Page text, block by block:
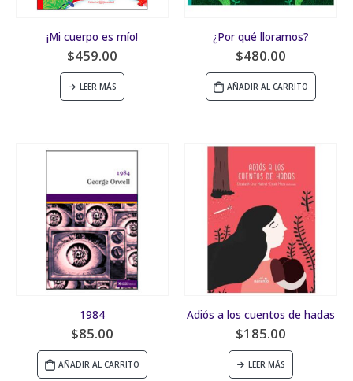
¡Mi cuerpo es mío!
$459.00
LEER MÁS
¿Por qué lloramos?
$480.00
AÑADIR AL CARRITO
1984
$85.00
AÑADIR AL CARRITO
Adiós a los cuentos de hadas
$185.00
LEER MÁS